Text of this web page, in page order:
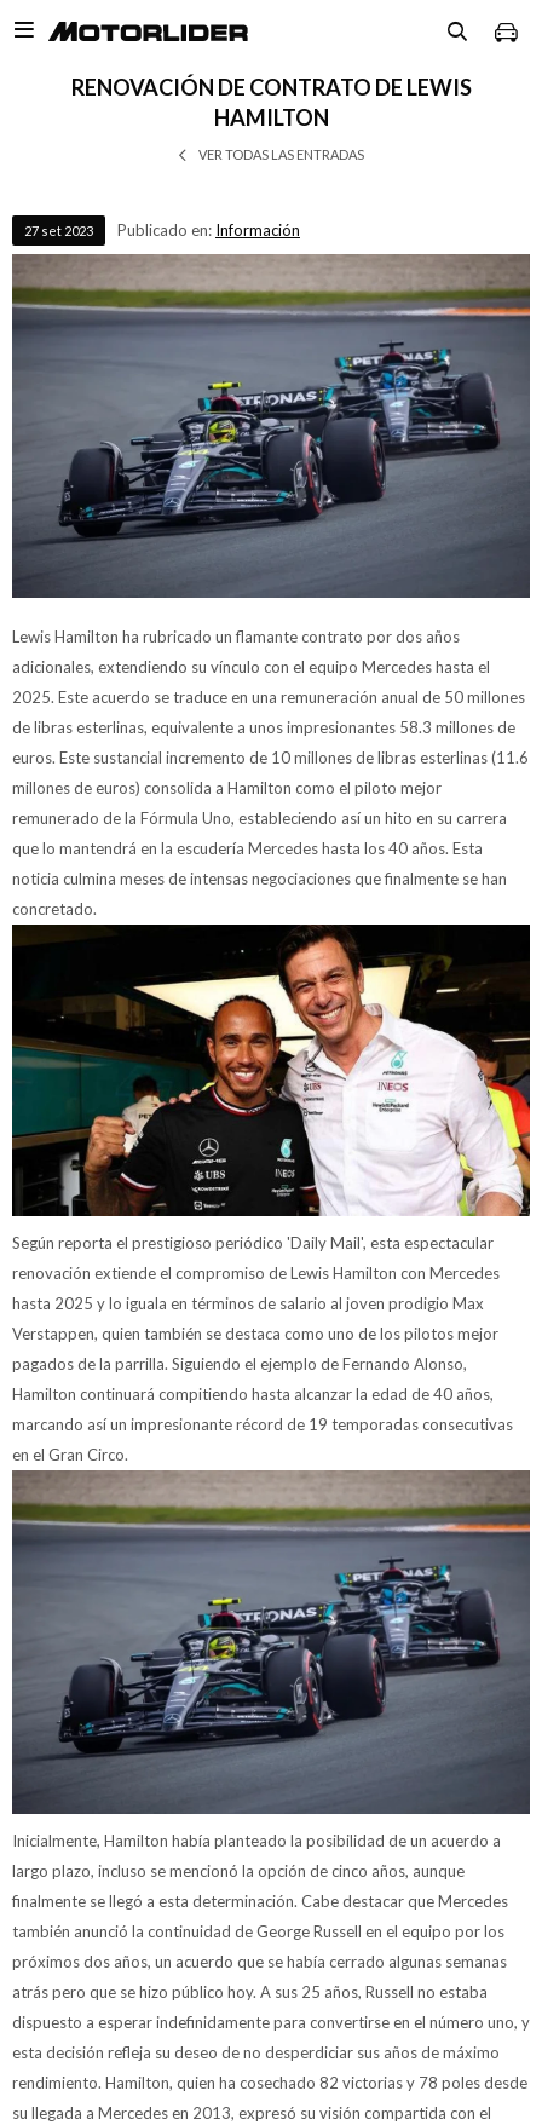

RENOVACIÓN DE CONTRATO DE LEWIS
HAMILTON
VER TODAS LAS ENTRADAS
27 set 2023 Publicado en: Información
Lewis Hamilton ha rubricado un flamante contrato por dos años
adicionales, extendiendo su vínculo con el equipo Mercedes hasta el
2025. Este acuerdo se traduce en una remuneración anual de 50 millones
de libras esterlinas, equivalente a unos impresionantes 58.3 millones de
euros. Este sustancial incremento de 10 millones de libras esterlinas (11.6
millones de euros) consolida a Hamilton como el piloto mejor
remunerado de la Fórmula Uno, estableciendo así un hito en su carrera
que lo mantendrá en la escudería Mercedes hasta los 40 años. Esta
noticia culmina meses de intensas negociaciones que finalmente se han
concretado.
Según reporta el prestigioso periódico 'Daily Mail', esta espectacular
renovación extiende el compromiso de Lewis Hamilton con Mercedes
hasta 2025 y lo iguala en términos de salario al joven prodigio Max
Verstappen, quien también se destaca como uno de los pilotos mejor
pagados de la parrilla. Siguiendo el ejemplo de Fernando Alonso,
Hamilton continuará compitiendo hasta alcanzar la edad de 40 años,
marcando así un impresionante récord de 19 temporadas consecutivas
en el Gran Circo.
Inicialmente, Hamilton había planteado la posibilidad de un acuerdo a
largo plazo, incluso se mencionó la opción de cinco años, aunque
finalmente se llegó a esta determinación. Cabe destacar que Mercedes
también anunció la continuidad de George Russell en el equipo por los
próximos dos años, un acuerdo que se había cerrado algunas semanas
atrás pero que se hizo público hoy. A sus 25 años, Russell no estaba
dispuesto a esperar indefinidamente para convertirse en el número uno, y
esta decisión refleja su deseo de no desperdiciar sus años de máximo
rendimiento. Hamilton, quien ha cosechado 82 victorias y 78 poles desde
su llegada a Mercedes en 2013, expresó su visión compartida con el